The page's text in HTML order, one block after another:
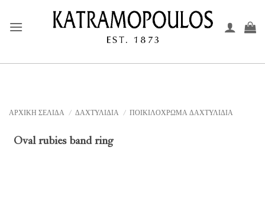
στο
ΑΡΧΙΚΉ ΣΕΛΊΔΑ / ΔΑΧΤΥΛΙΔΙΑ / ΠΟΙΚΙΛΟΧΡΩΜΑ ΔΑΧΤΥΛΙΔΙΑ
Oval rubies band ring